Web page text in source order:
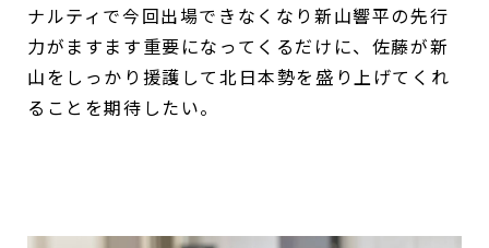
ナルティで今回出場できなくなり新山響平の先行
力がますます重要になってくるだけに、佐藤が新
山をしっかり援護して北日本勢を盛り上げてくれ
ることを期待したい。